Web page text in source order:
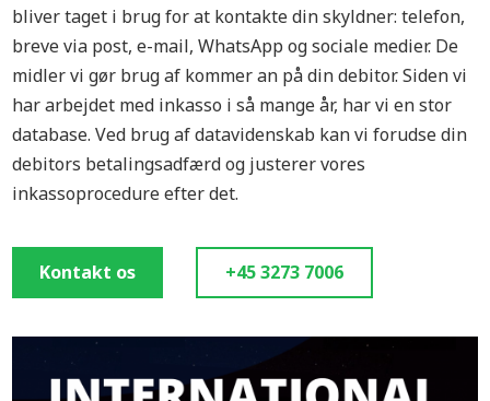
bliver taget i brug for at kontakte din skyldner: telefon,
breve via post, e-mail, WhatsApp og sociale medier. De
midler vi gør brug af kommer an på din debitor. Siden vi
har arbejdet med inkasso i så mange år, har vi en stor
database. Ved brug af datavidenskab kan vi forudse din
debitors betalingsadfærd og justerer vores
inkassoprocedure efter det.
Kontakt os +45 3273 7006